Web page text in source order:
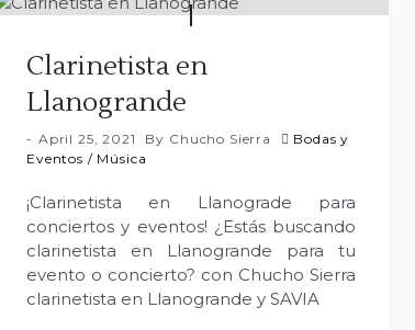
Clarinetista en
Llanogrande
April 25, 2021 By Chucho Sierra
Bodas y
Eventos / Música
¡Clarinetista en Llanograde para
conciertos y eventos! ¿Estás buscando
clarinetista en Llanogrande para tu
evento o concierto? con Chucho Sierra
clarinetista en Llanogrande y SAVIA